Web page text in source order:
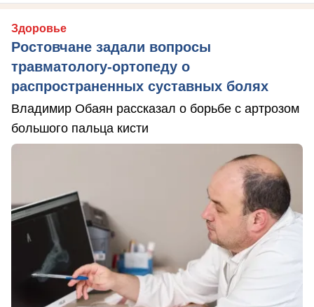
Здоровье
Ростовчане задали вопросы
травматологу-ортопеду о
распространенных суставных болях
Владимир Обаян рассказал о борьбе с артрозом
большого пальца кисти